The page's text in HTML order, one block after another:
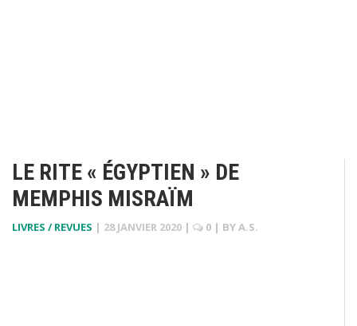
LE RITE « ÉGYPTIEN » DE
MEMPHIS MISRAÏM
LIVRES / REVUES | 28 JANVIER 2020 | 0 | BYA.S.